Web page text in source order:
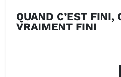
QUAND C’EST FINI,
VRAIMENT FINI